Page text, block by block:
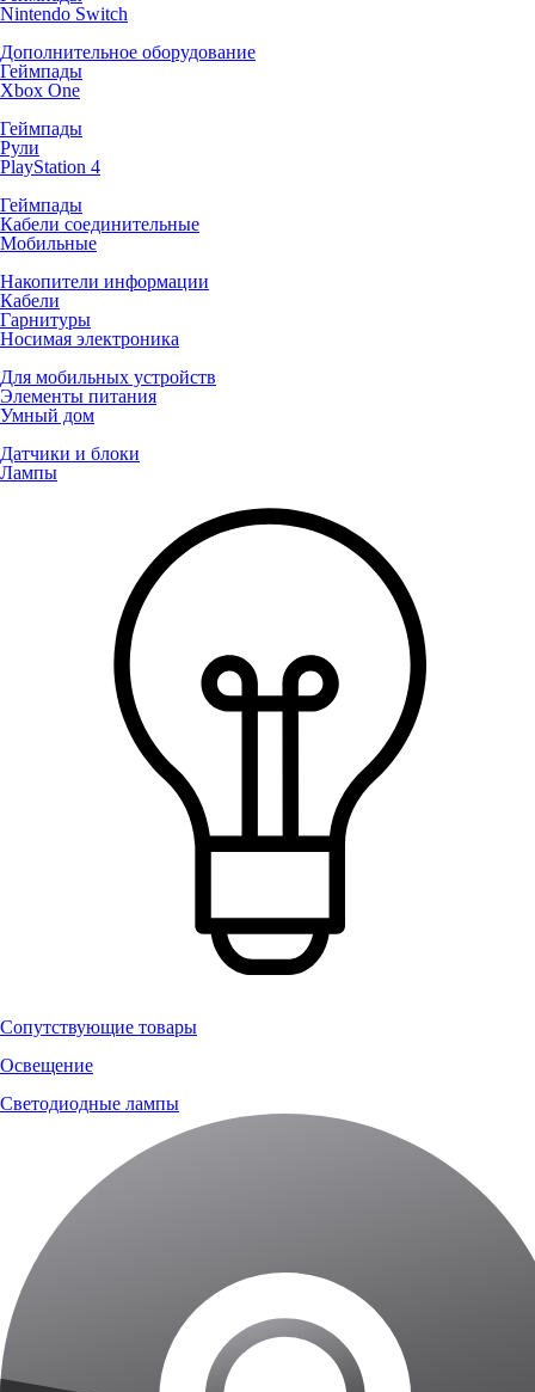
Nintendo Switch
Дополнительное оборудование
Геймпады
Xbox One
Геймпады
Рули
PlayStation 4
Геймпады
Кабели соединительные
Мобильные
Накопители информации
Кабели
Гарнитуры
Носимая электроника
Для мобильных устройств
Элементы питания
Умный дом
Датчики и блоки
Лампы
Сопутствующие товары
Освещение
Светодиодные лампы